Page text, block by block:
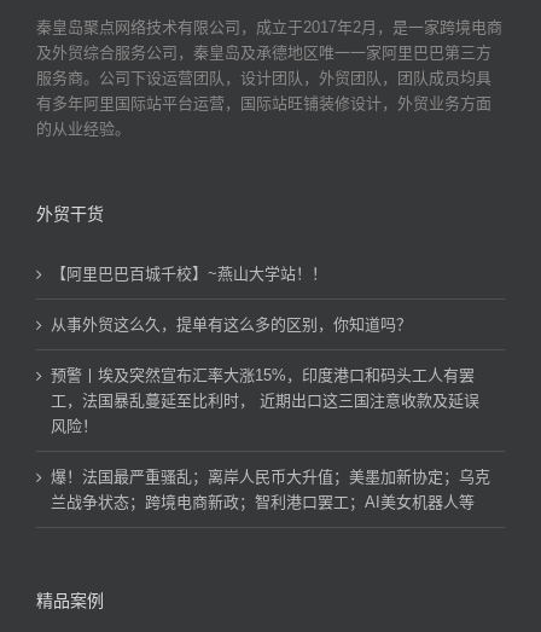
秦皇岛聚点网络技术有限公司，成立于2017年2月，是一家跨境电商
及外贸综合服务公司，秦皇岛及承德地区唯一一家阿里巴巴第三方
服务商。公司下设运营团队，设计团队，外贸团队，团队成员均具
有多年阿里国际站平台运营，国际站旺铺装修设计，外贸业务方面
的从业经验。
外贸干货
【阿里巴巴百城千校】~燕山大学站！！
从事外贸这么久，提单有这么多的区别，你知道吗？
预警丨埃及突然宣布汇率大涨15%，印度港口和码头工人有罢
工，法国暴乱蔓延至比利时， 近期出口这三国注意收款及延误
风险！
爆！法国最严重骚乱；离岸人民币大升值；美墨加新协定；乌克
兰战争状态；跨境电商新政；智利港口罢工；AI美女机器人等
精品案例